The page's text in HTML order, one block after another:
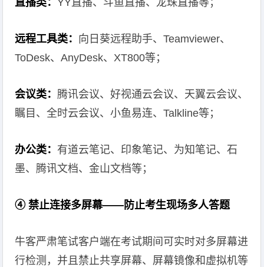
直播类： YY直播、斗鱼直播、龙珠直播等；
远程工具类： 向日葵远程助手、Teamviewer、
ToDesk、AnyDesk、XT800等；
会议类： 腾讯会议、好视通云会议、天翼云会议、
瞩目、全时云会议、小鱼易连、Talkline等；
办公类： 有道云笔记、印象笔记、为知笔记、石
墨、腾讯文档、金山文档等；
④ 禁止连接多屏幕——防止考生现场多人答题
牛客严肃笔试客户端在考试期间可实时对多屏幕进
行检测，并且禁止共享屏幕、屏幕镜像和虚拟机等